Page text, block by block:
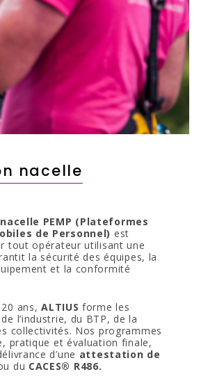
nacelle
PEMP (Plateformes
de Personnel) est
tout opérateur utilisant une
la sécurité des équipes, la
et la conformité
20 ans,ALTIUS forme les
l’industrie, du BTP, de la
collectivités. Nos programmes
pratique et évaluation finale,
d’une attestation de
du CACES® R486.